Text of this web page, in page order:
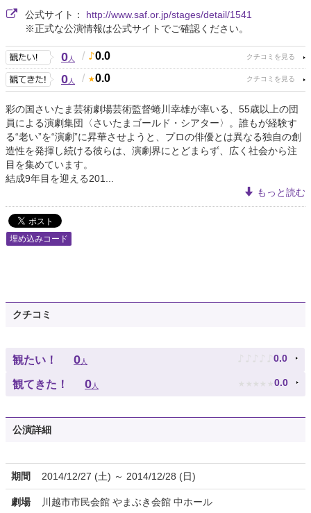
公式サイト： http://www.saf.or.jp/stages/detail/1541
※正式な公演情報は公式サイトでご確認ください。
0人 / 0.0
0人 / 0.0
彩の国さいたま芸術劇場芸術監督蜷川幸雄が率いる、55歳以上の団
員による演劇集団〈さいたまゴールド・シアター〉。誰もが経験す
る“老い”を“演劇”に昇華させようと、プロの俳優とは異なる独自の創
造性を発揮し続ける彼らは、演劇界にとどまらず、広く社会から注
目を集めています。
結成9年目を迎える201...
もっと読む
埋め込みコード
クチコミ
観たい！ 0人 ♪ ♪ ♪ ♪ ♪ 0.0
観てきた！ 0人 ★ ★ ★ ★ ★ 0.0
公演詳細
期間 2014/12/27 (土) ～ 2014/12/28 (日)
劇場 川越市市民会館 やまぶき会館 中ホール